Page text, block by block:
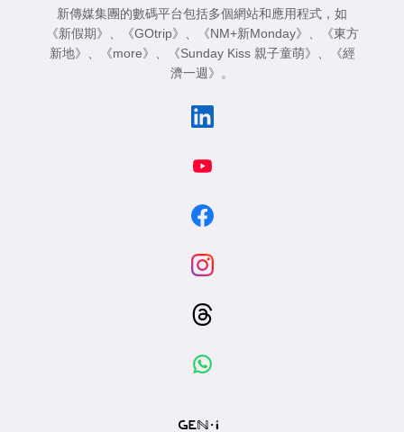
新傳媒集團的數碼平台包括多個網站和應用程式，如
《新假期》
《GOtrip》 《NM+新Monday》
《東方
新地》
《more》 《Sunday Kiss 親子童萌》
《經
濟一週》
。